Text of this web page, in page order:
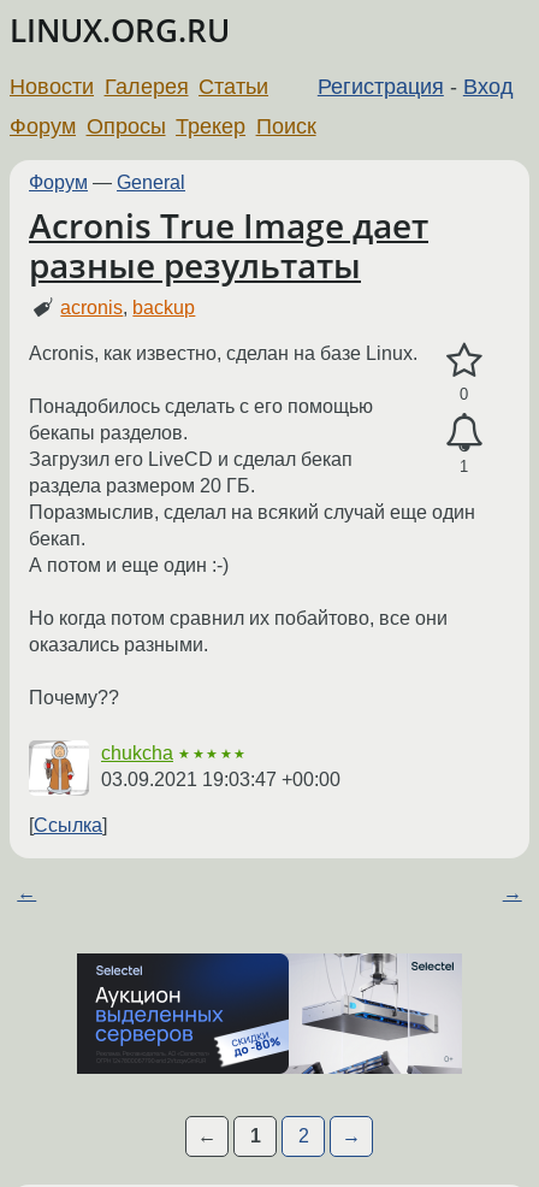
LINUX.ORG.RU
Регистрация - Вход
Новости Галерея Статьи
Форум Опросы Трекер Поиск
Форум — General
Acronis True Image дает
разные результаты
acronis, backup
0
1
Acronis, как известно, сделан на базе Linux.
Понадобилось сделать с его помощью
бекапы разделов.
Загрузил его LiveCD и сделал бекап
раздела размером 20 ГБ.
Поразмыслив, сделал на всякий случай еще один
бекап.
А потом и еще один :-)
Но когда потом сравнил их побайтово, все они
оказались разными.
Почему??
chukcha ★★★★★
03.09.2021 19:03:47 +00:00
Ссылка
← →
← 1 2 →